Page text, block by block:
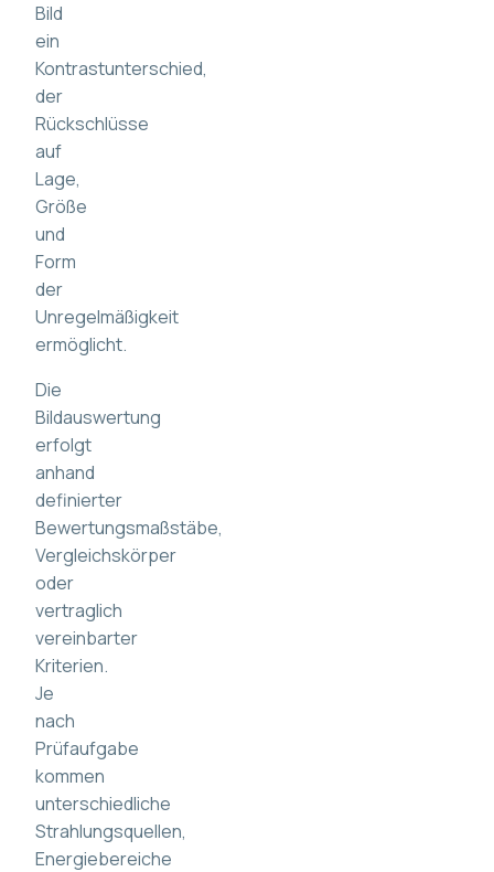
Bild
ein
Kontrastunterschied,
der
Rückschlüsse
auf
Lage,
Größe
und
Form
der
Unregelmäßigkeit
ermöglicht.
Die
Bildauswertung
erfolgt
anhand
definierter
Bewertungsmaßstäbe,
Vergleichskörper
oder
vertraglich
vereinbarter
Kriterien.
Je
nach
Prüfaufgabe
kommen
unterschiedliche
Strahlungsquellen,
Energiebereiche